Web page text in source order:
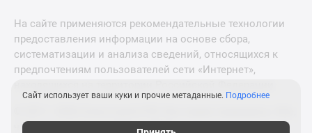
На сайте применяются рекомендательные технологии
предоставления информации на основе сбора,
систематизации и анализа сведений, относящихся к
предпочтениям пользователей сети «Интернет»,
что нужно знать о новостройках
Сайт использует ваши куки и прочие метаданные. Подробнее